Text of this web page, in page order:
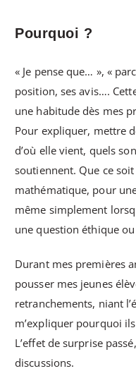
Pourquoi ?
« Je pense que… », «
position, ses avis….
une habitude dès mes
Pour expliquer, mettre
d’où elle vient, quels
soutiennent. Que ce
mathématique, pour
même simplement
une question éthique
Durant mes premières
pousser mes jeunes
retranchements, niant
m’expliquer pourquoi
L’effet de surprise
discussions.